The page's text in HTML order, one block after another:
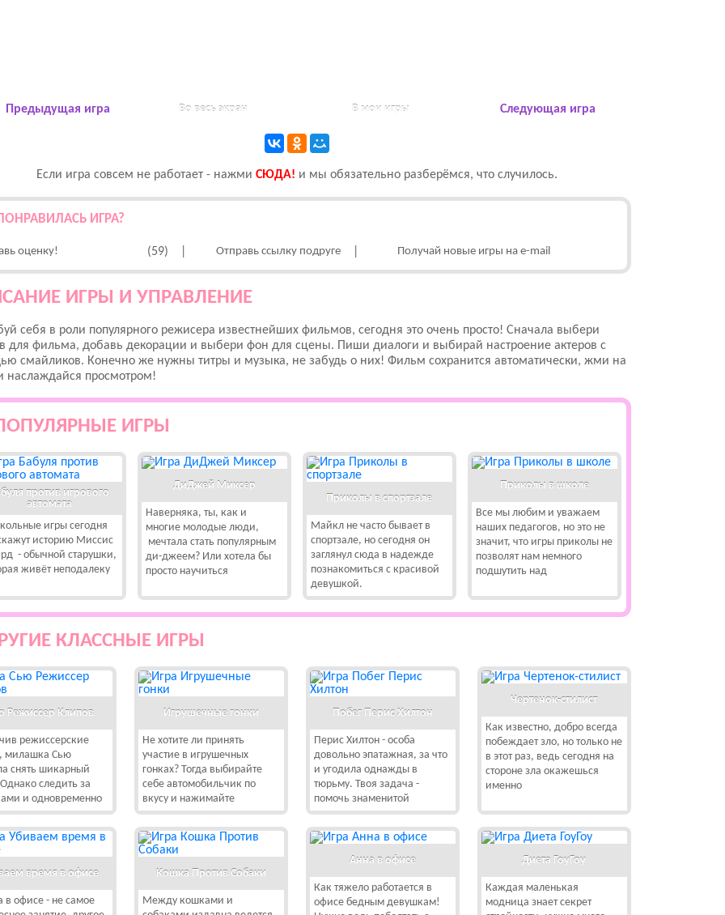
Предыдущая игра Во весь экран В мои игры Следующая игра
Если игра совсем не работает - нажми CЮДА! и мы обязательно разберёмся, что случилось.
ИГРА?
оценку! (59) Отправь ссылку подруге Получай новые игры на e-mail
ИГРЫ И УПРАВЛЕНИЕ
себя в роли популярного режисера известнейших фильмов, сегодня это очень просто! Сначала выбери
для фильма, добавь декорации и выбери фон для сцены. Пиши диалоги и выбирай настроение актеров с
смайликов. Конечно же нужны титры и музыка, не забудь о них! Фильм сохранится автоматически, жми на
наслаждайся просмотром!
ИГРЫ
против игрового
автомата
игры сегодня
историю Миссис
- обычной старушки,
живёт неподалеку
ДиДжей Миксер
Наверняка, ты, как и
многие молодые люди,
мечтала стать популярным
ди-джеем? Или хотела бы
просто научиться
Приколы в спортзале
Майкл не часто бывает в
спортзале, но сегодня он
заглянул сюда в надежде
познакомиться с красивой
девушкой.
Приколы в школе
Все мы любим и уважаем
наших педагогов, но это не
значит, что игры приколы не
позволят нам немного
подшутить над
КЛАССНЫЕ ИГРЫ
Режиссер Клипов
режиссерские
милашка Сью
снять шикарный
следить за
и одновременно
Игрушечные гонки
Не хотите ли принять
участие в игрушечных
гонках? Тогда выбирайте
себе автомобильчик по
вкусу и нажимайте
Побег Перис Хилтон
Перис Хилтон - особа
довольно эпатажная, за что
и угодила однажды в
тюрьму. Твоя задача -
помочь знаменитой
Чертенок-стилист
Как известно, добро всегда
побеждает зло, но только не
в этот раз, ведь сегодня на
стороне зла окажешься
именно
время в офисе
в офисе - не самое
Кошка Против Собаки
Между кошками и
Анна в офисе
Как тяжело работается в
офисе бедным девушкам!
Диета ГоуГоу
Каждая маленькая
модница знает секрет